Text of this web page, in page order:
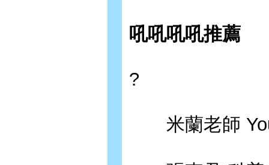
吼吼吼吼推薦
?
米蘭老師